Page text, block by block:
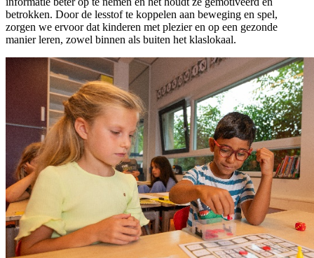
betrokken. Door de lesstof te koppelen aan beweging en spel,
zorgen we ervoor dat kinderen met plezier en op een gezonde
manier leren, zowel binnen als buiten het klaslokaal.